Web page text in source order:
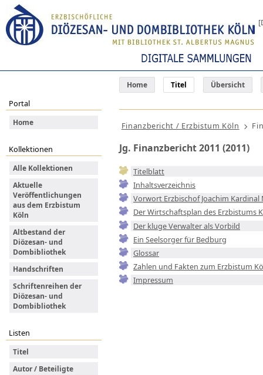
Home Titel Übersicht
Portal
Home
Kollektionen
Alle Kollektionen
Aktuelle
Veröffentlichungen
aus dem Erzbistum
Köln
Altbestand der
Diözesan- und
Dombibliothek
Handschriften
Schriftenreihen der
Diözesan- und
Dombibliothek
Listen
Titel
Autor / Beteiligte
Finanzbericht / Erzbistum Köln
Jg. Finanzbericht 2011 (2011)
Titelblatt
Inhaltsverzeichnis
Vorwort Erzbischof Joachim Kardinal
Der Wirtschaftsplan des Erzbistums
Der kluge Verwalter als Vorbild
Ein Seelsorger für Bedburg
Glossar
Zahlen und Fakten zum Erzbistum
Impressum